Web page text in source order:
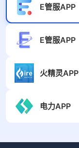
E管服APP
E管服APP
火精灵APP
电力APP